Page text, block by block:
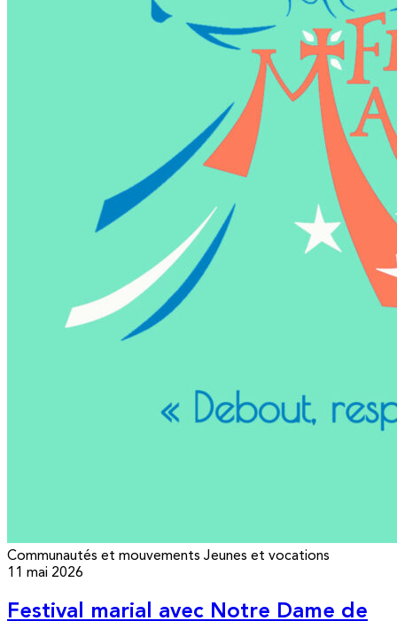
Communautés et mouvements Jeunes et vocations
11 mai 2026
Festival marial avec Notre Dame de